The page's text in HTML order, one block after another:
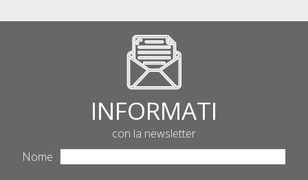
INFORMATI
con la newsletter
Nome